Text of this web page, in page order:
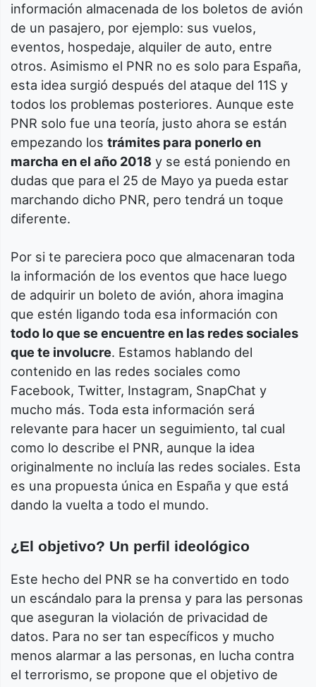
información almacenada de los boletos de avión
de un pasajero, por ejemplo: sus vuelos,
eventos, hospedaje, alquiler de auto, entre
otros. Asimismo el PNR no es solo para España,
esta idea surgió después del ataque del 11S y
todos los problemas posteriores. Aunque este
PNR solo fue una teoría, justo ahora se están
empezando los trámites para ponerlo en
marcha en el año 2018 y se está poniendo en
dudas que para el 25 de Mayo ya pueda estar
marchando dicho PNR, pero tendrá un toque
diferente.
Por si te pareciera poco que almacenaran toda
la información de los eventos que hace luego
de adquirir un boleto de avión, ahora imagina
que estén ligando toda esa información con
todo lo que se encuentre en las redes sociales
que te involucre. Estamos hablando del
contenido en las redes sociales como
Facebook, Twitter, Instagram, SnapChat y
mucho más. Toda esta información será
relevante para hacer un seguimiento, tal cual
como lo describe el PNR, aunque la idea
originalmente no incluía las redes sociales. Esta
es una propuesta única en España y que está
dando la vuelta a todo el mundo.
¿El objetivo? Un perfil ideológico
Este hecho del PNR se ha convertido en todo
un escándalo para la prensa y para las personas
que aseguran la violación de privacidad de
datos. Para no ser tan específicos y mucho
menos alarmar a las personas, en lucha contra
el terrorismo, se propone que el objetivo de